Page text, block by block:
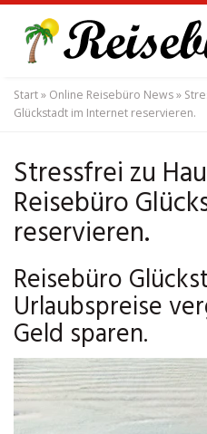
main
content
Start» Online Reisebüro News»
Glückstadt im Internet reservieren.
Stressfrei zu
Reisebüro
reservieren.
Reisebüro
Urlaubspreise
Geld sparen.